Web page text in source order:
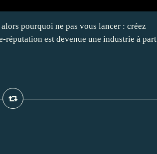
pourquoi ne pas vous lancer : créez
réputation est devenue une industrie à part